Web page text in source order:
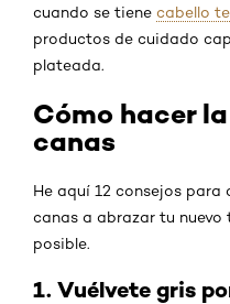
cuando se tiene cabello
productos de cuidado
plateada.
Cómo hacer
canas
He aquí 12 consejos
canas a abrazar tu
posible.
1. Vuélvete gris